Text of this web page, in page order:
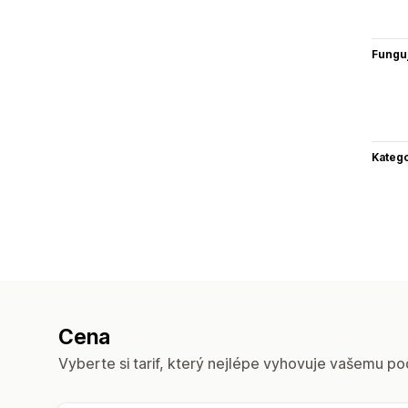
Cena
Vyberte si tarif, který nejlépe vyhovuje vašemu